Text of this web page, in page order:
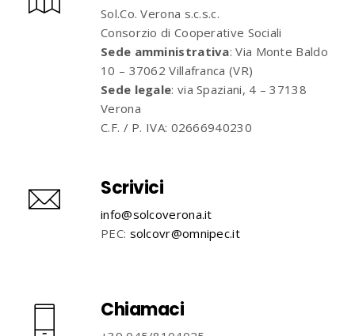
Sol.Co. Verona s.c.s.c.
Consorzio di Cooperative Sociali
Sede amministrativa: Via Monte Baldo
10 – 37062 Villafranca (VR)
Sede legale: via Spaziani, 4 – 37138
Verona
C.F. / P. IVA: 02666940230
Scrivici
info@solcoverona.it
PEC: solcovr@omnipec.it
Chiamaci